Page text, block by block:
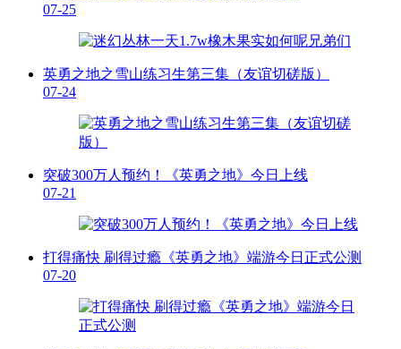
07-25
英勇之地之雪山练习生第三集（友谊切磋版）
07-24
突破300万人预约！《英勇之地》今日上线
07-21
打得痛快 刷得过瘾《英勇之地》端游今日正式公测
07-20